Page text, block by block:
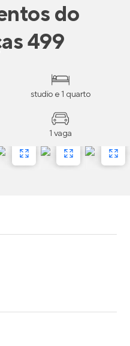
do
499
studio e 1 quarto
1 vaga